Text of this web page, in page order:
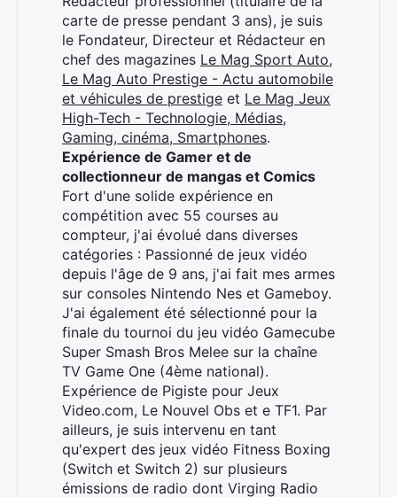
carte de presse pendant 3 ans), je suis
le Fondateur, Directeur et Rédacteur en
chef des magazines Le Mag Sport Auto,
Le Mag Auto Prestige - Actu automobile
et véhicules de prestige et Le Mag Jeux
High-Tech - Technologie, Médias,
Gaming, cinéma, Smartphones.
Expérience de Gamer et de
collectionneur de mangas et Comics
Fort d'une solide expérience en
compétition avec 55 courses au
compteur, j'ai évolué dans diverses
catégories : Passionné de jeux vidéo
depuis l'âge de 9 ans, j'ai fait mes armes
sur consoles Nintendo Nes et Gameboy.
J'ai également été sélectionné pour la
finale du tournoi du jeu vidéo Gamecube
Super Smash Bros Melee sur la chaîne
TV Game One (4ème national).
Expérience de Pigiste pour Jeux
Video.com, Le Nouvel Obs et e TF1. Par
ailleurs, je suis intervenu en tant
qu'expert des jeux vidéo Fitness Boxing
(Switch et Switch 2) sur plusieurs
émissions de radio dont Virging Radio